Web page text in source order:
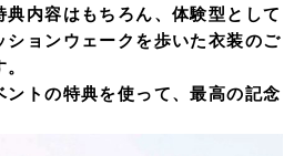
典内容はもちろん、体験型として
ションウェークを歩いた衣装のご
ントの特典を使って、最高の記念